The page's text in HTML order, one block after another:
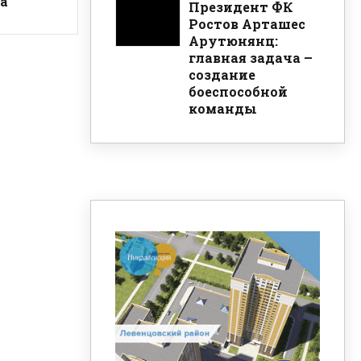
Президент ФК
Ростов Арташес
Арутюнянц:
главная задача –
создание
боеспособной
команды